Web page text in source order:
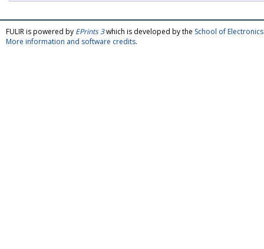
FULIR is powered by EPrints 3which is developed by the School of
More information and software credits.